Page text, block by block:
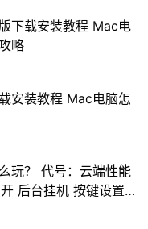
下载安装教程 Mac电
略
安装教程 Mac电脑怎
玩？ 代号：云端性能
后台挂机 按键设置